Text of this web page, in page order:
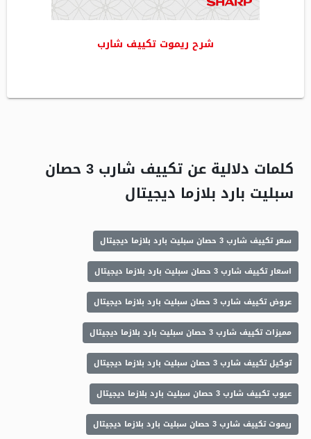
شرح ريموت تكييف شارب
كلمات دلالية عن تكييف شارب 3 حصان
سبليت بارد بلازما ديجيتال
سعر تكييف شارب 3 حصان سبليت بارد بلازما ديجيتال
اسعار تكييف شارب 3 حصان سبليت بارد بلازما ديجيتال
عروض تكييف شارب 3 حصان سبليت بارد بلازما ديجيتال
مميزات تكييف شارب 3 حصان سبليت بارد بلازما ديجيتال
توكيل تكييف شارب 3 حصان سبليت بارد بلازما ديجيتال
عيوب تكييف شارب 3 حصان سبليت بارد بلازما ديجيتال
ريموت تكييف شارب 3 حصان سبليت بارد بلازما ديجيتال